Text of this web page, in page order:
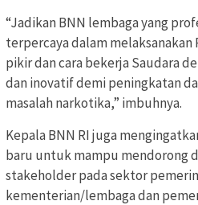
“Jadikan BNN lembaga yang
terpercaya dalam melaksanakan
pikir dan cara bekerja Saudara
dan inovatif demi peningkatan
masalah narkotika,” imbuhnya.
Kepala BNN RI juga
baru untuk mampu mendorong
stakeholder pada sektor
kementerian/lembaga dan